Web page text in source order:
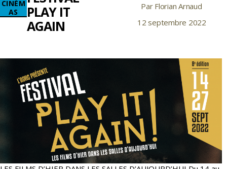
CINÉM
AS
PLAY IT
AGAIN
Auteur
de
Par Florian Arnaud
Date12 septembre 2022